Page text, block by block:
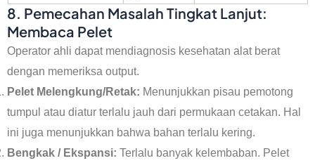
8. Pemecahan Masalah Tingkat Lanjut:
Membaca Pelet
Operator ahli dapat mendiagnosis kesehatan alat berat
dengan memeriksa output.
Pelet Melengkung/Retak: Menunjukkan pisau pemotong
tumpul atau diatur terlalu jauh dari permukaan cetakan. Hal
ini juga menunjukkan bahwa bahan terlalu kering.
Bengkak / Ekspansi: Terlalu banyak kelembaban. Pelet